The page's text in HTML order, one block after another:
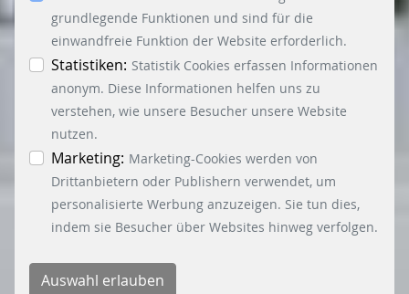
die Verwendung weiterer Cookies ein. Über den
Button „Accept all Cookies“ werden alle
Essenzielle-, Marketing- und Statistik-Cookies
akzeptiert. In der Datenschutzinformation
können Sie zu den einzelnen Cookies
differenzierte Informationen erhalten. Sie können
Ihre Einwilligung jederzeit widerrufen, indem Sie
auf den Button "Cookie Einstellungen" unten links
klicken.
grundlegende Funktionen und sind für die
einwandfreie Funktion der Website erforderlich.
Statistiken: Statistik Cookies erfassen Informationen
anonym. Diese Informationen helfen uns zu
verstehen, wie unsere Besucher unsere Website
nutzen.
Marketing: Marketing-Cookies werden von
Drittanbietern oder Publishern verwendet, um
personalisierte Werbung anzuzeigen. Sie tun dies,
indem sie Besucher über Websites hinweg verfolgen.